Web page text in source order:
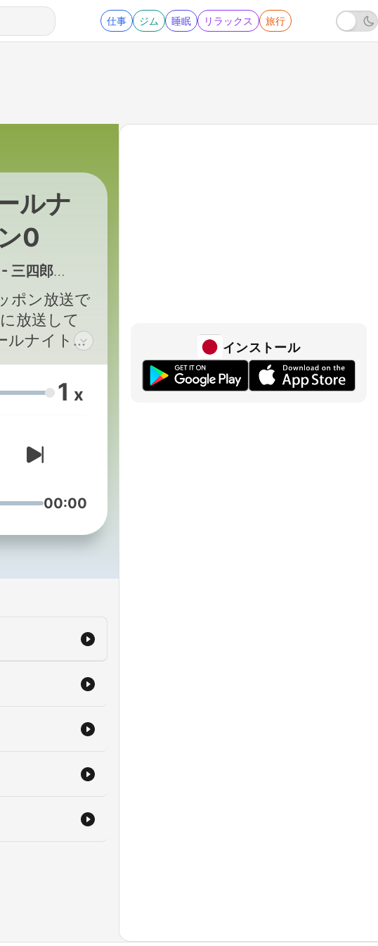
仕事 ジム 睡眠 リラックス 旅行
ルナ
0
トニッポン０ポッドキャスト_#011
ポン放送で
放送して
ルナイトニ
ャストで
1 x
00:00
インストール